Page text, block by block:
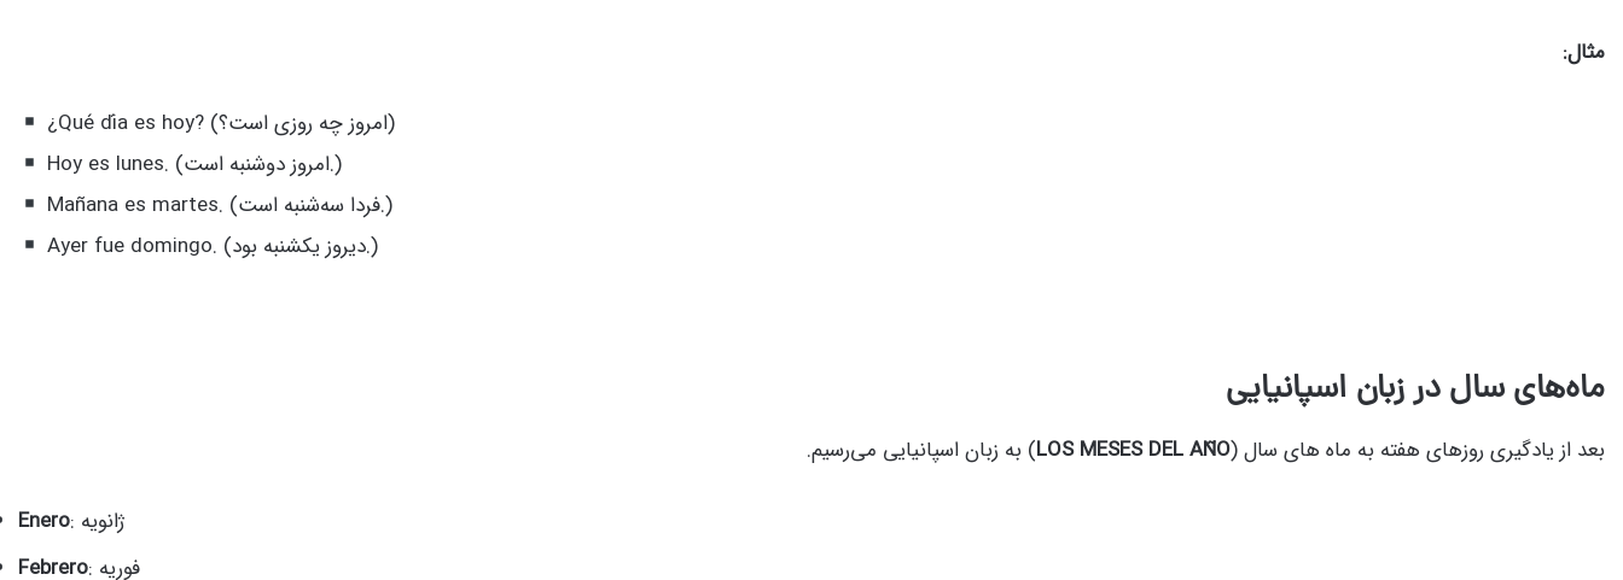
مثال:
¿Qué día es hoy? (امروز چه روزی است؟)
Hoy es lunes. (امروز دوشنبه است.)
Mañana es martes. (فردا سه‌شنبه است.)
Ayer fue domingo. (دیروز یکشنبه بود.)
ماه‌های سال در زبان اسپانیایی
بعد از یادگیری روزهای هفته به ماه های سال (LOS MESES DEL AÑO) به زبان اسپانیایی می‌رسیم.
Enero : ژانویه
Febrero : فوریه